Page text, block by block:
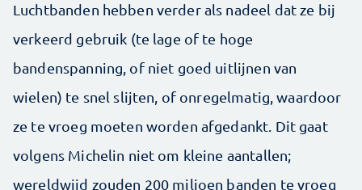
Luchtbanden hebben verder als nadeel dat ze bij
verkeerd gebruik (te lage of te hoge
bandenspanning, of niet goed uitlijnen van
wielen) te snel slijten, of onregelmatig, waardoor
ze te vroeg moeten worden afgedankt. Dit gaat
volgens Michelin niet om kleine aantallen;
wereldwijd zouden 200 miljoen banden te vroeg